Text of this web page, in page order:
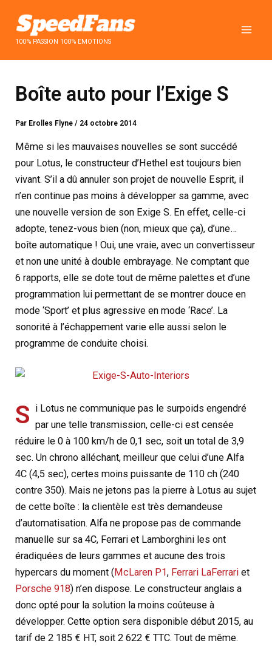
contenu100% PASSION 100% EMOTIONS
Boîte auto pour l’Exige S
Par Erolles Flyne/ 24 octobre 2014
Même si les mauvaises nouvelles se sont succédé
pour Lotus, le constructeur d’Hethel est toujours bien
vivant. S’il a dû annuler son projet de nouvelle Esprit, il
n’en continue pas moins à développer sa gamme, avec
une nouvelle version de son Exige S. En effet, celle-ci
adopte, tenez-vous bien (non, mieux que ça), d’une…
boîte automatique ! Oui, une vraie, avec un convertisseur
et non une unité à double embrayage. Ne comptant que
6 rapports, elle se dote tout de même palettes et d’une
programmation lui permettant de se montrer douce en
mode ‘Sport’ et plus agressive en mode ‘Race’. La
sonorité à l’échappement varie elle aussi selon le
programme de conduite choisi.
S i Lotus ne communique pas le surpoids engendré
par une telle transmission, celle-ci est censée
réduire le 0 à 100 km/h de 0,1 sec, soit un total de 3,9
sec. Un chrono alléchant, meilleur que celui d’une Alfa
4C (4,5 sec), certes moins puissante de 110 ch (240
contre 350). Mais ne jetons pas la pierre à Lotus au sujet
de cette boîte : la clientèle est très demandeuse
d’automatisation. Alfa ne propose pas de commande
manuelle sur sa 4C, Ferrari et Lamborghini les ont
éradiquées de leurs gammes et aucune des trois
hypercars du moment (McLaren P1, Ferrari LaFerrari et
Porsche 918) n’en dispose. Le constructeur anglais a
donc opté pour la solution la moins coûteuse à
développer. Cette option sera disponible début 2015, au
tarif de 2 185 € HT, soit 2 622 € TTC. Tout de même.